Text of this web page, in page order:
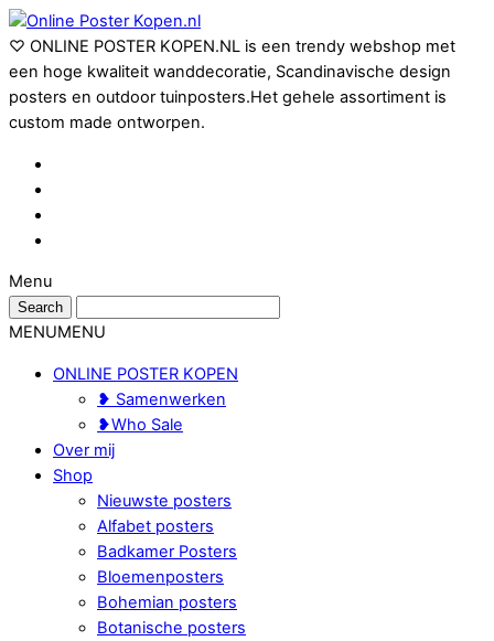
♡ ONLINE POSTER KOPEN.NL is een trendy webshop met
een hoge kwaliteit wanddecoratie, Scandinavische design
posters en outdoor tuinposters.Het gehele assortiment is
custom made ontworpen.
Menu
MENUMENU
ONLINE POSTER KOPEN
❥ Samenwerken
❥Who Sale
Over mij
Shop
Nieuwste posters
Alfabet posters
Badkamer Posters
Bloemenposters
Bohemian posters
Botanische posters